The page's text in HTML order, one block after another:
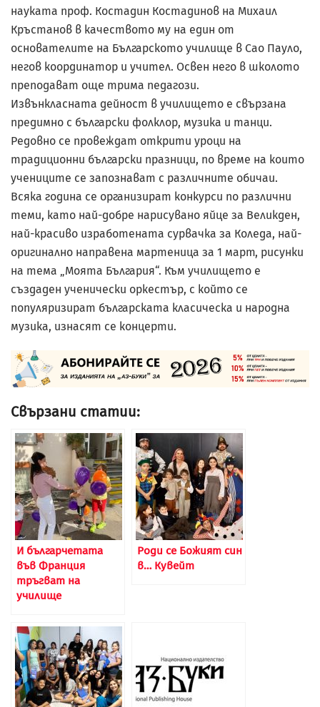
науката проф. Костадин Костадинов на Михаил
Кръстанов в качеството му на един от
основателите на Българското училище в Сао Пауло,
негов координатор и учител. Освен него в школото
преподават още трима педагози.
Извънкласната дейност в училището е свързана
предимно с български фолклор, музика и танци.
Редовно се провеждат открити уроци на
традиционни български празници, по време на които
учениците се запознават с различните обичаи.
Всяка година се организират конкурси по различни
теми, като най-добре нарисувано яйце за Великден,
най-красиво изработената сурвачка за Коледа, най-
оригинално направена мартеница за 1 март, рисунки
на тема „Моята България“. Към училището е
създаден ученически оркестър, с който се
популяризират българската класическа и народна
музика, изнасят се концерти.
Свързани статии:
И българчетата
във Франция
тръгват на
училище
Роди се Божият син
в… Кувейт